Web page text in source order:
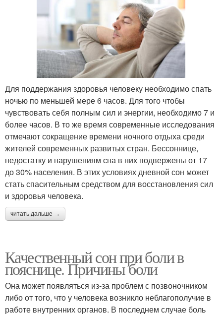
Для поддержания здоровья человеку необходимо спать
ночью по меньшей мере 6 часов. Для того чтобы
чувствовать себя полным сил и энергии, необходимо 7 и
более часов. В то же время современные исследования
отмечают сокращение времени ночного отдыха среди
жителей современных развитых стран. Бессоннице,
недостатку и нарушениям сна в них подвержены от 17
до 30% населения. В этих условиях дневной сон может
стать спасительным средством для восстановления сил
и здоровья человека.
читать дальше →
Качественный сон при боли в
пояснице. Причины боли
Она может появляться из-за проблем с позвоночником
либо от того, что у человека возникло неблагополучие в
работе внутренних органов. В последнем случае боль